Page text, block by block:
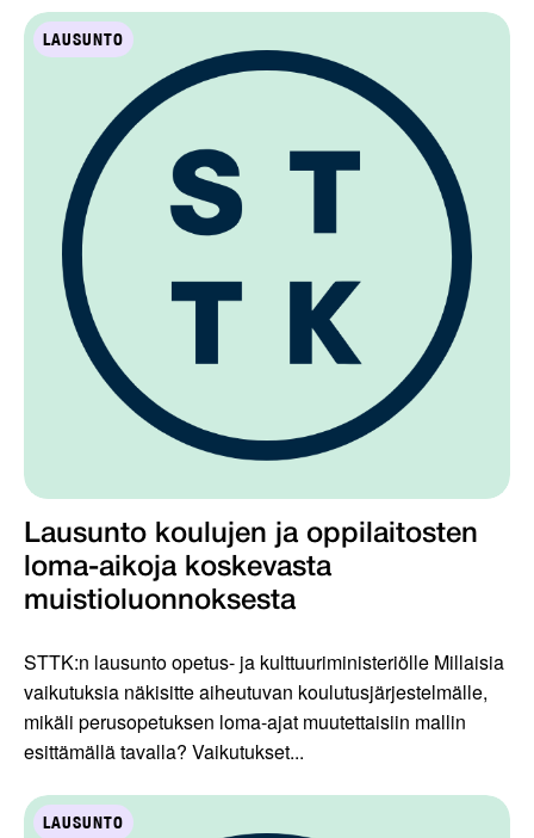
LAUSUNTO
Lausunto koulujen ja oppilaitosten
loma-aikoja koskevasta
muistioluonnoksesta
STTK:n lausunto opetus- ja kulttuuriministeriölle Millaisia
vaikutuksia näkisitte aiheutuvan koulutusjärjestelmälle,
mikäli perusopetuksen loma-ajat muutettaisiin mallin
esittämällä tavalla? Vaikutukset...
LAUSUNTO